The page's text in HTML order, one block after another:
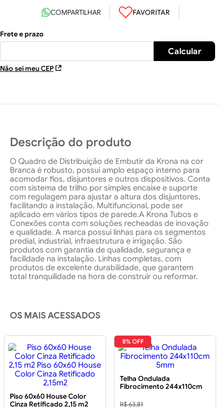
Não sei meu CEP
Descrição do produto
O Quadro de Distribuição de Embutir da Krona na cor
Branca é robusto, possui amplo espaço interno para
acomodar fios, disjuntores e outros dispositivos. Conta
com sistema de trilho por simples encaixe e suporte
com regulagem para ajustar a altura dos disjuntores,
facilitando a instalação. Multifuncional, pode ser
aplicado em vários tipos de parede.A Krona Tubos e
Conexões conta com soluções recheadas de inovação
e qualidade. A marca possui linhas para os segmentos
predial, industrial, infraestrutura e irrigação. São
produtos com garantia de qualidade, segurança e
facilidade na instalação. Linhas completas, com
produtos de excelente durabilidade, que garantem
total tranquilidade na hora de construir ou reformar.
OS MAIS ACESSADOS
Piso 60x60 House Color
Cinza Retificado 2,15 m2
8% OFF
Telha Ondulada
Fibrocimento 244x110cm
R$ 63,81